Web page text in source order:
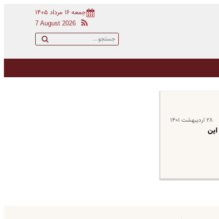
جمعه ۱۶ مرداد ۱۴۰۵
7 August 2026
۲۸ اردیبهشت ۱۴۰۱